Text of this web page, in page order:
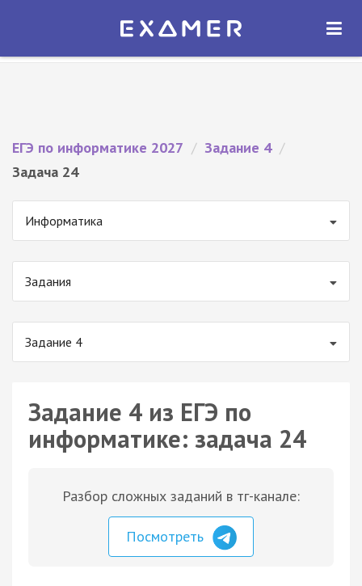
Экзамер — ЕГЭ 2027
ОТКРЫТЬ
ЕГЭ по информатике 2027 / Задание 4 /
Задача 24
Информатика
Задания
Задание 4
Задание 4 из ЕГЭ по
информатике: задача 24
Разбор сложных заданий в тг-канале:
Посмотреть